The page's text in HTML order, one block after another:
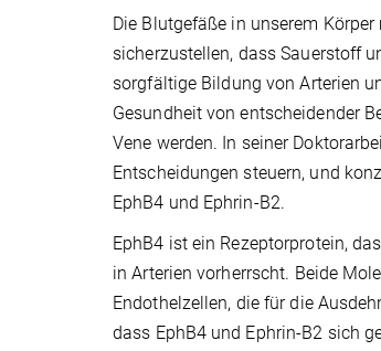
Die Blutgefäße in unserem
sicherzustellen, dass Sauerstoff
sorgfältige Bildung von Arterien
Gesundheit von entscheidender
Vene werden. In seiner
Entscheidungen steuern, und
EphB4 und Ephrin-B2.
EphB4 ist ein Rezeptorprotein,
in Arterien vorherrscht. Beide
Endothelzellen, die für die
dass EphB4 und Ephrin-B2 sich